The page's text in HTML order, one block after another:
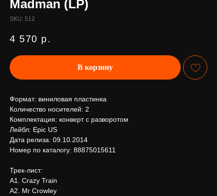
Madman (LP)
SKU: 512
4 570 р.
В корзину
Формат: виниловая пластинка
Количество носителей: 2
Комплектация: конверт с разворотом
Лейбл: Epic US
Дата релиза: 09.10.2014
Номер по каталогу: 88875015611
Трек-лист:
A1. Crazy Train
A2. Mr Crowley